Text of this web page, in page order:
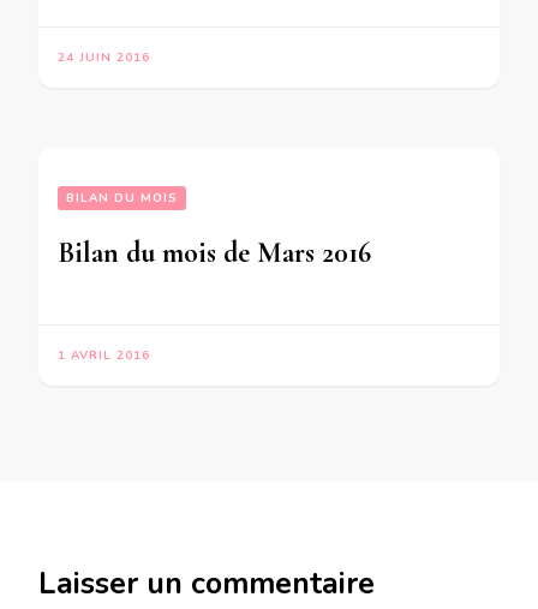
24 JUIN 2016
BILAN DU MOIS
Bilan du mois de Mars 2016
1 AVRIL 2016
Laisser un commentaire